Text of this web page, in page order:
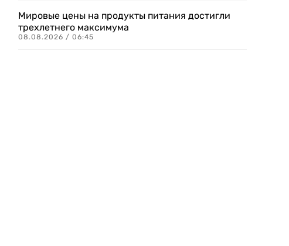
Мировые цены на продукты питания достигли
трехлетнего максимума
08.08.2026 / 06:45